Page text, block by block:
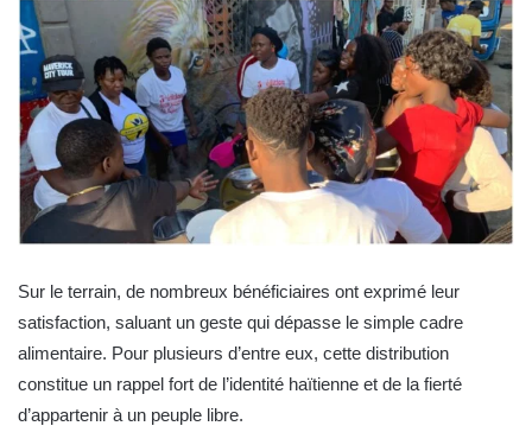
Sur le terrain, de nombreux bénéficiaires ont exprimé leur
satisfaction, saluant un geste qui dépasse le simple cadre
alimentaire. Pour plusieurs d’entre eux, cette distribution
constitue un rappel fort de l’identité haïtienne et de la fierté
d’appartenir à un peuple libre.